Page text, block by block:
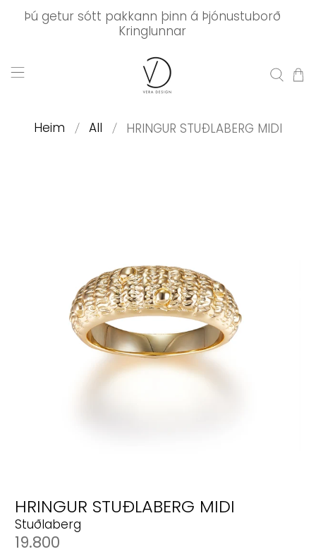
Þú getur sótt pakkann þinn á Þjónustuborð
Kringlunnar
Heim All HRINGUR STUÐLABERG MIDI
HRINGUR STUÐLABERG MIDI
Stuðlaberg
19.800